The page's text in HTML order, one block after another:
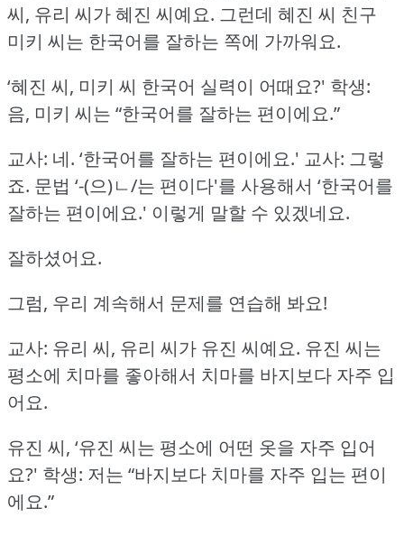
씨, 유리 씨가 혜진 씨예요. 그런데 혜진 씨 친구
미키 씨는 한국어를 잘하는 쪽에 가까워요.
‘혜진 씨, 미키 씨 한국어 실력이 어때요?' 학생:
음, 미키 씨는 “한국어를 잘하는 편이에요.”
교사: 네. ‘한국어를 잘하는 편이에요.' 교사: 그렇
죠. 문법 ‘-(으)ㄴ/는 편이다'를 사용해서 ‘한국어를
잘하는 편이에요.' 이렇게 말할 수 있겠네요.
잘하셨어요.
그럼, 우리 계속해서 문제를 연습해 봐요!
교사: 유리 씨, 유리 씨가 유진 씨예요. 유진 씨는
평소에 치마를 좋아해서 치마를 바지보다 자주 입
어요.
유진 씨, ‘유진 씨는 평소에 어떤 옷을 자주 입어
요?' 학생: 저는 “바지보다 치마를 자주 입는 편이
에요.”